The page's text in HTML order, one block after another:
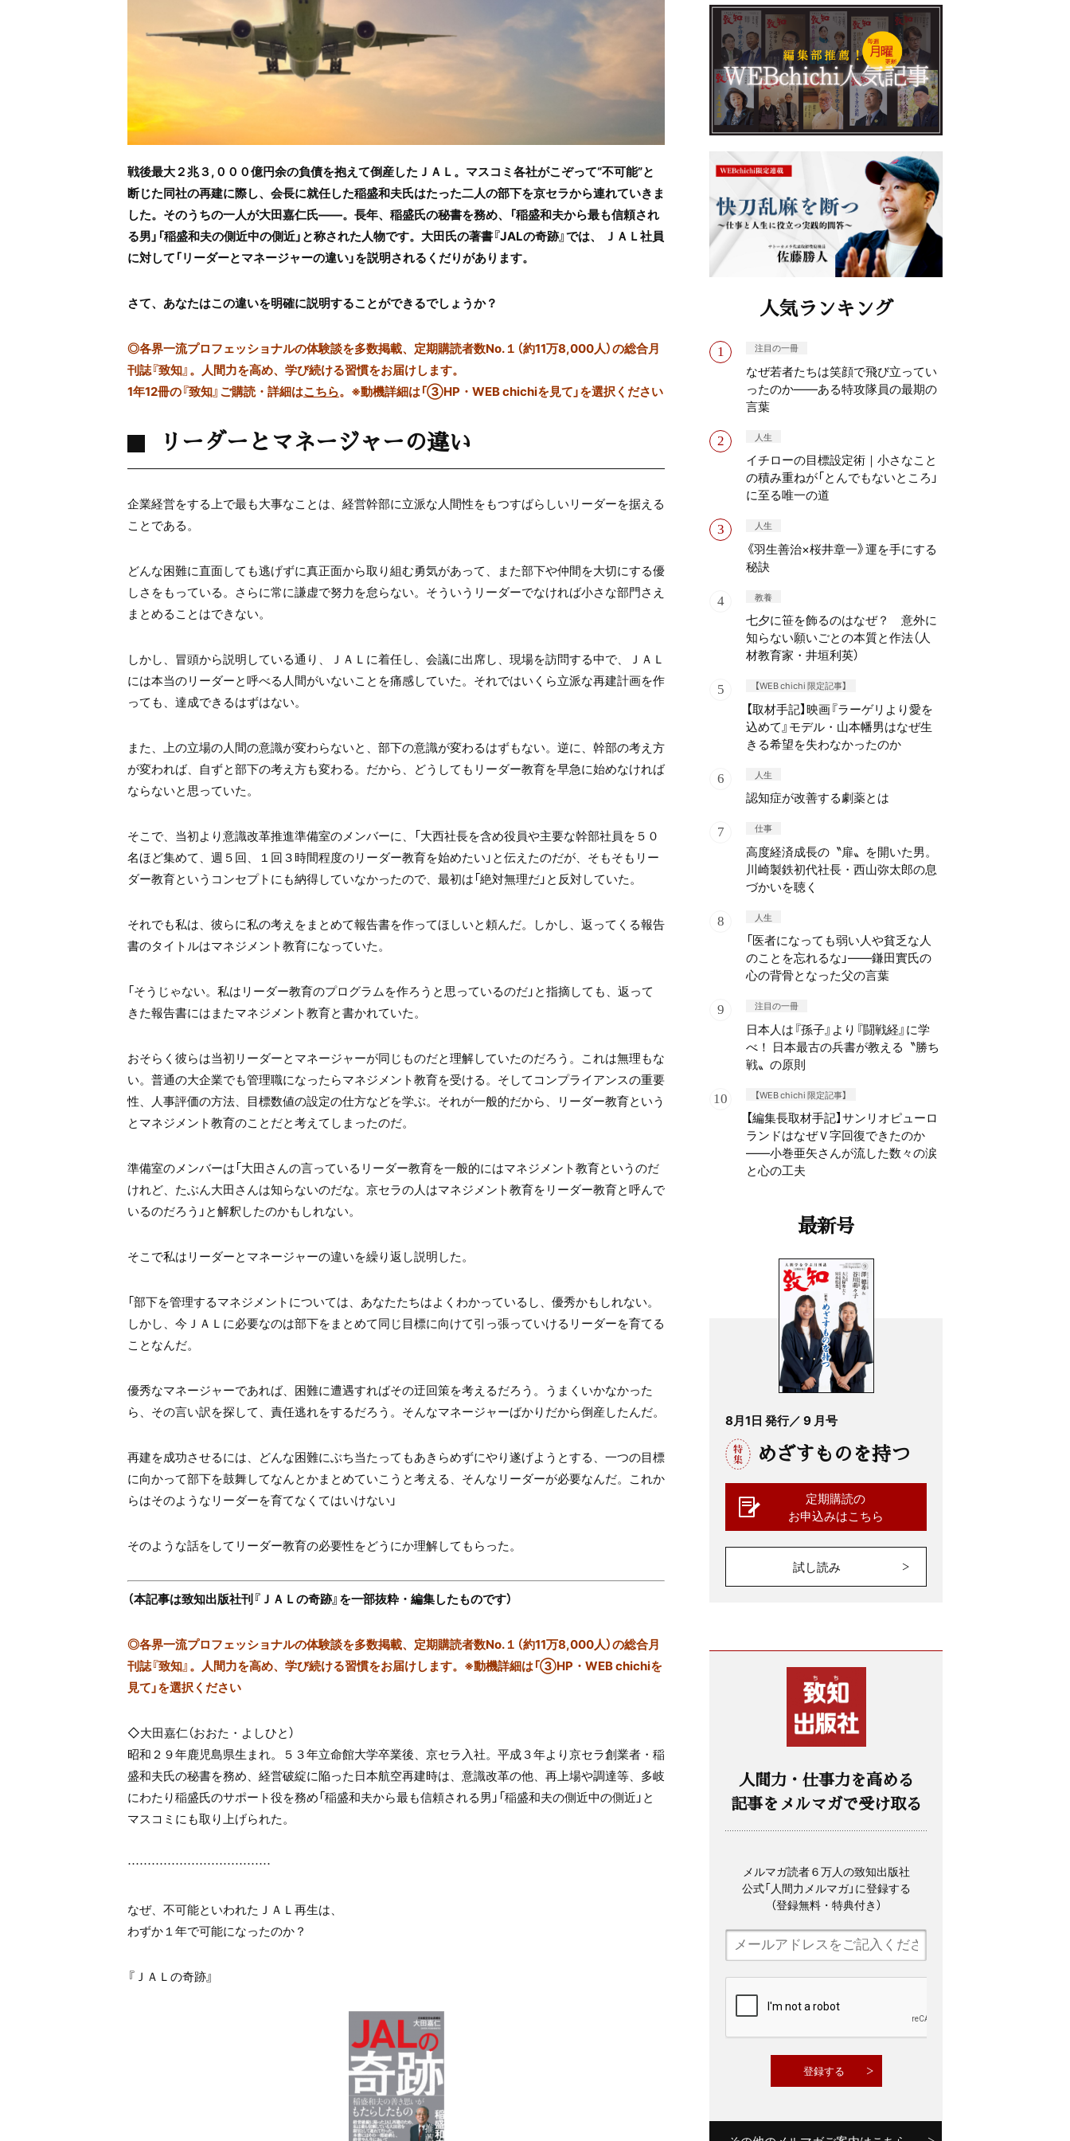
戦後最大２兆３,０００億円余の負債を抱えて倒産したＪＡＬ。マスコミ各社がこぞって“不可能”と
断じた同社の再建に際し、会長に就任した稲盛和夫氏はたった二人の部下を京セラから連れていきま
した。そのうちの一人が大田嘉仁氏――。長年、稲盛氏の秘書を務め、「稲盛和夫から最も信頼され
る男」「稲盛和夫の側近中の側近」と称された人物です。大田氏の著書『JALの奇跡』では、 ＪＡＬ社員
に対して「リーダーとマネージャーの違い」を説明されるくだりがあります。
さて、あなたはこの違いを明確に説明することができるでしょうか？
◎各界一流プロフェッショナルの体験談を多数掲載、定期購読者数No.１（約11万8,000人）の総合月
刊誌『致知』。人間力を高め、学び続ける習慣をお届けします。
1年12冊の『致知』ご購読・詳細はこちら。 ※動機詳細は「③HP・WEB chichiを見て」を選択ください
リーダーとマネージャーの違い
企業経営をする上で最も大事なことは、 経営幹部に立派な人間性をもつすばらしいリーダーを据える
ことである。
どんな困難に直面しても逃げずに真正面から取り組む勇気があって、
また部下や仲間を大切にする優
しさをもっている。 さらに常に謙虚で努力を怠らない。 そういうリーダーでなければ小さな部門さえ
まとめることはできない。
しかし、冒頭から説明している通り、 ＪＡＬに着任し、会議に出席し、現場を訪問する中で、
ＪＡＬ
には本当のリーダーと呼べる人間がいないことを痛感していた。 それではいくら立派な再建計画を作
っても、 達成できるはずはない。
また、上の立場の人間の意識が変わらないと、 部下の意識が変わるはずもない。 逆に、幹部の考え方
が変われば、 自ずと部下の考え方も変わる。 だから、どうしてもリーダー教育を早急に始めなければ
ならないと思っていた。
そこで、当初より意識改革推進準備室のメンバーに、
「大西社長を含め役員や主要な幹部社員を５０
名ほど集めて、週５回、
１回３時間程度のリーダー教育を始めたい」と伝えたのだが、そもそもリー
ダー教育という コンセプトにも納得していなかったので、 最初は「絶対無理だ」と反対していた。
それでも私は、彼らに私の考えをまとめて報告書を作ってほしいと頼んだ。 しかし、返ってくる報告
書のタイトルはマネジメント教育になっていた。
「そうじゃない。 私はリーダー教育のプログラムを作ろうと思っているのだ」と指摘しても、返って
きた報告書にはまたマネジメント教育と書かれていた。
おそらく彼らは当初リーダーとマネージャーが同じものだと理解していたのだろう。 これは無理もな
い。 普通の大企業でも管理職になったらマネジメント教育を受ける。 そしてコンプライアンスの重要
性、人事評価の方法、目標数値の設定の仕方などを学ぶ。 それが一般的だから、リーダー教育という
とマネジメント教育のことだと考えてしまったのだ。
準備室のメンバーは「大田さんの言っているリーダー教育を一般的にはマネジメント教育というのだ
けれど、 たぶん大田さんは知らないのだな。 京セラの人はマネジメント教育をリーダー教育と呼んで
いるのだろう」と解釈したのかもしれない。
そこで私はリーダーとマネージャーの違いを繰り返し説明した。
「部下を管理するマネジメントについては、 あなたたちはよくわかっているし、優秀かもしれない。
しかし、今ＪＡＬに必要なのは部下をまとめて同じ目標に向けて引っ張っていける リーダーを育てる
ことなんだ。
優秀なマネージャーであれば、 困難に遭遇すればその迂回策を考えるだろう。 うまくいかなかった
ら、その言い訳を探して、 責任逃れをするだろう。 そんなマネージャーばかりだから倒産したんだ。
再建を成功させるには、 どんな困難にぶち当たってもあきらめずにやり遂げようとする、一つの目標
に向かって部下を鼓舞してなんとかまとめていこうと考える、 そんなリーダーが必要なんだ。 これか
らはそのようなリーダーを育てなくてはいけない」
そのような話をしてリーダー教育の必要性をどうにか理解してもらった。
（本記事は致知出版社刊『ＪＡＬの奇跡』を一部抜粋・編集したものです）
◎各界一流プロフェッショナルの体験談を多数掲載、定期購読者数No.１（約11万8,000人）の総合月
刊誌『致知』。人間力を高め、学び続ける習慣をお届けします。※動機詳細は「③HP・WEB chichiを
見て」を選択ください
◇大田嘉仁（おおた・よしひと）
昭和２９年鹿児島県生まれ。５３年立命館大学卒業後、 京セラ入社。 平成３年より京セラ創業者・稲
盛和夫氏の秘書を務め、 経営破綻に陥った日本航空再建時は、意識改革の他、 再上場や調達等、多岐
にわたり稲盛氏のサポート役を務め「稲盛和夫から最も信頼される男」 「稲盛和夫の側近中の側近」と
マスコミにも取り上げられた。
………………………………
なぜ、不可能といわれたＪＡＬ再生は、
わずか１年で可能になったのか？
『ＪＡＬの奇跡』
人気ランキング
注目の一冊
なぜ若者たちは笑顔で飛び立ってい
ったのか——ある特攻隊員の最期の
言葉
人生
イチローの目標設定術｜小さなこと
の積み重ねが「とんでもないところ」
に至る唯一の道
人生
《羽生善治×桜井章一》運を手にする
秘訣
教養
七夕に笹を飾るのはなぜ？ 意外に
知らない願いごとの本質と作法（人
材教育家・井垣利英）
【WEB chichi 限定記事】
【取材手記】映画『ラーゲリより愛を
込めて』モデル・山本幡男はなぜ生
きる希望を失わなかったのか
人生
認知症が改善する劇薬とは
仕事
高度経済成長の〝扉〟を開いた男。
川崎製鉄初代社長・西山弥太郎の息
づかいを聴く
人生
「医者になっても弱い人や貧乏な人
のことを忘れるな」——鎌田實氏の
心の背骨となった父の言葉
注目の一冊
日本人は『孫子』より『闘戦経』に学
べ！ 日本最古の兵書が教える〝勝ち
戦〟の原則
【WEB chichi 限定記事】
【編集長取材手記】サンリオピューロ
ランドはなぜＶ字回復できたのか
——小巻亜矢さんが流した数々の涙
と心の工夫
最新号
8月1日 発行／ 9 月号
めざすものを持つ
定期購読の
お申込みはこちら
試し読み
人間力・仕事力を高める
記事をメルマガで受け取る
メルマガ読者６万人の致知出版社
公式「人間力メルマガ」に登録する
（登録無料・特典付き）